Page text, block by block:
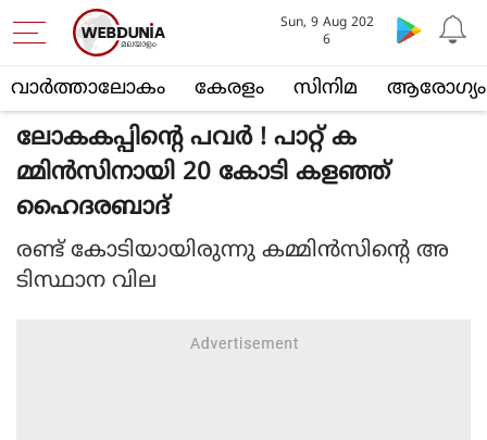
വാര്‍ത്താലോകം കേരളം സിനിമ ആരോഗ്യം
Sun, 9 Aug 202
6
ലോകകപ്പിന്റെ പവര്‍ ! പാറ്റ് ക
മ്മിന്‍സിനായി 20 കോടി കളഞ്ഞ്
ഹൈദരബാദ്
രണ്ട് കോടിയായിരുന്നു കമ്മിന്‍സിന്റെ അ
ടിസ്ഥാന വില